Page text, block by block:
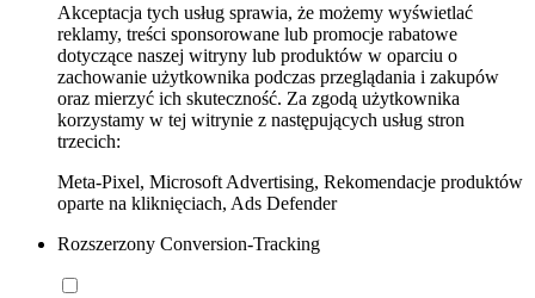
Akceptacja tych usług sprawia, że możemy wyświetlać
reklamy, treści sponsorowane lub promocje rabatowe
dotyczące naszej witryny lub produktów w oparciu o
zachowanie użytkownika podczas przeglądania i zakupów
oraz mierzyć ich skuteczność. Za zgodą użytkownika
korzystamy w tej witrynie z następujących usług stron
trzecich:
Meta-Pixel, Microsoft Advertising, Rekomendacje produktów
oparte na kliknięciach, Ads Defender
Rozszerzony Conversion-Tracking